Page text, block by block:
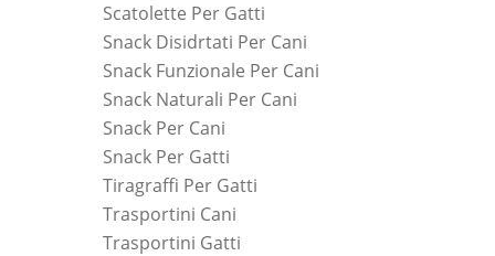
Scatolette Per Gatti
Snack Disidrtati Per Cani
Snack Funzionale Per Cani
Snack Naturali Per Cani
Snack Per Cani
Snack Per Gatti
Tiragraffi Per Gatti
Trasportini Cani
Trasportini Gatti